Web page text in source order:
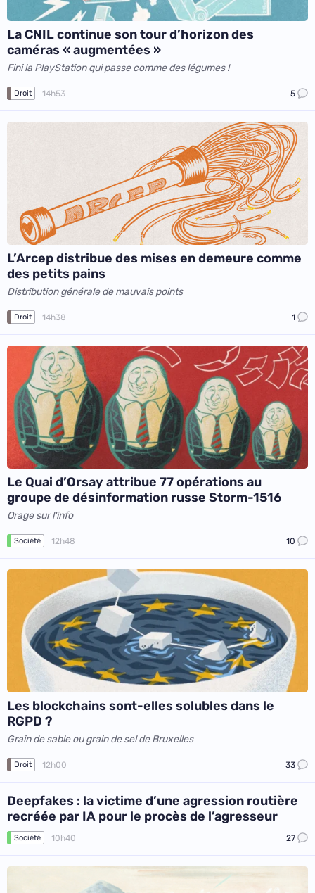
La CNIL continue son tour d’horizon des
caméras « augmentées »
Fini la PlayStation qui passe comme des légumes !
Droit 14h53 5
L’Arcep distribue des mises en demeure comme
des petits pains
Distribution générale de mauvais points
Droit 14h38 1
Le Quai d’Orsay attribue 77 opérations au
groupe de désinformation russe Storm-1516
Orage sur l'info
Société 12h48 10
Les blockchains sont-elles solubles dans le
RGPD ?
Grain de sable ou grain de sel de Bruxelles
Droit 12h00 33
Deepfakes : la victime d’une agression routière
recréée par IA pour le procès de l’agresseur
Société 10h40 27